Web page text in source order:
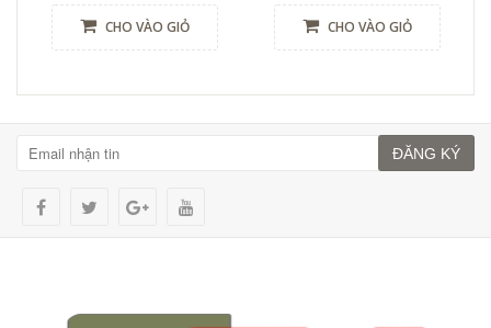
CHO VÀO GIỎ CHO VÀO GIỎ
ĐĂNG KÝ